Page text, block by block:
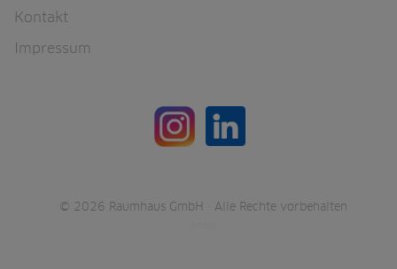
Kontakt
Impressum
© 2026 Raumhaus GmbH · Alle Rechte vorbehalten